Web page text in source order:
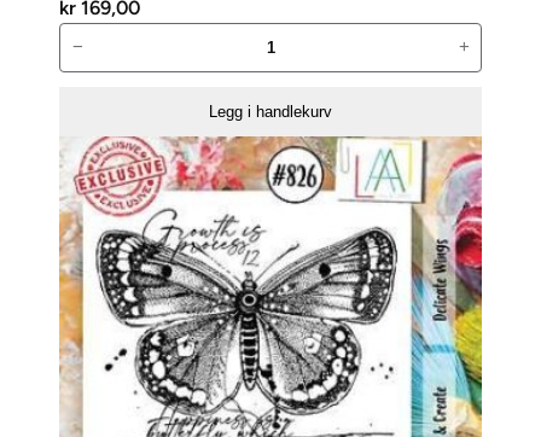
kr 169,00
and
–
Crazy
Maison-
1047
antall
− +
Legg i handlekurv